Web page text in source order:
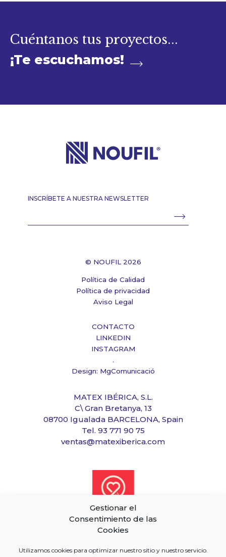
Gestionar el
Consentimiento de las
Cookies
Utilizamos cookies para optimizar nuestro sitio y nuestro servicio.
Cuéntanos tus proyectos...
¡Te escuchamos!
MATEX IBÉRICA, S.L.
C\ Gran Bretanya, 13
08700 Igualada BARCELONA, Spain
Tel. 93 771 90 75
ventas@matexiberica.com
INSCRÍBETE A NUESTRA NEWSLETTER
© NOUFIL 2026
Política de Calidad
Política de privacidad
Aviso Legal
CONTACTO
LINKEDIN
INSTAGRAM
.
Design: MgComunicació